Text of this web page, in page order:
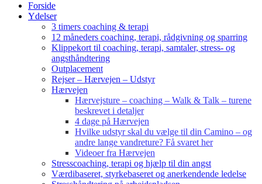
Forside
Ydelser
3 timers coaching & terapi
12 måneders coaching, terapi, rådgivning og sparring
Klippekort til coaching, terapi, samtaler, stress- og
angsthåndtering
Outplacement
Rejser – Hærvejen – Udstyr
Hærvejen
Hærvejsture – coaching – Walk & Talk – turene
beskrevet i detaljer
4 dage på Hærvejen
Hvilke udstyr skal du vælge til din Camino – og
andre lange vandreture? Få svaret her
Videoer fra Hærvejen
Stresscoaching, terapi og hjælp til din angst
Værdibaseret, styrkebaseret og anerkendende ledelse